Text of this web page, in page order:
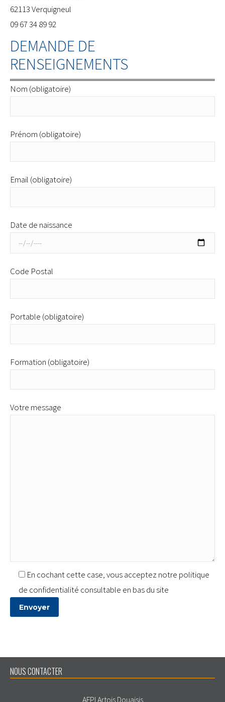
62113 Verquigneul
09 67 34 89 92
DEMANDE DE
RENSEIGNEMENTS
Nom (obligatoire)
Prénom (obligatoire)
Email (obligatoire)
Date de naissance
Code Postal
Portable (obligatoire)
Formation (obligatoire)
Votre message
En cochant cette case, vous acceptez notre politique
de confidentialité consultable en bas du site
NOUS CONTACTER
AFPI Artois Douaisis